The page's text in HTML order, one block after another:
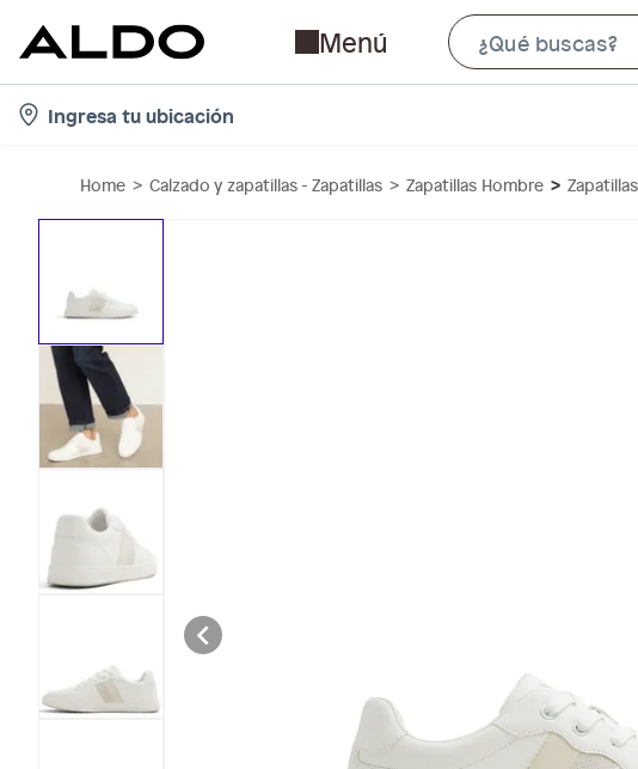
Menú
Ingresa tu ubicación
Home Calzado y zapatillas - Zapatillas Zapatillas Hombre